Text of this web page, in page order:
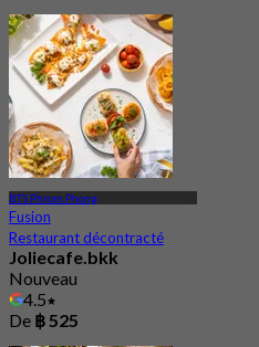
BTS Phrom Phong
Fusion
Restaurant décontracté
Joliecafe.bkk
Nouveau
4.5
De ฿ 525